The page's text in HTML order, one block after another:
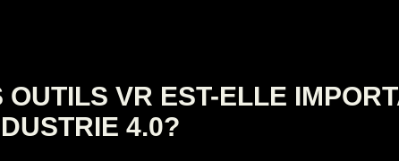
OUTILS VR EST-ELLE
4.0?